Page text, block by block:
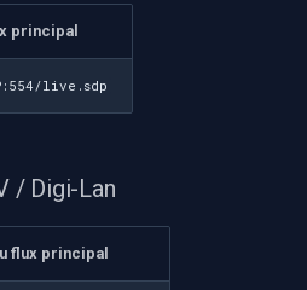
principal
live.sdp
/ Digi-Lan
flux principal